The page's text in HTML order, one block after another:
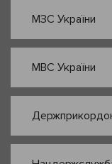
МЗС України
МВС України